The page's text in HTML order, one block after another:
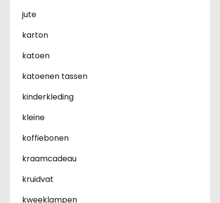
jute
karton
katoen
katoenen tassen
kinderkleding
kleine
koffiebonen
kraamcadeau
kruidvat
kweeklampen